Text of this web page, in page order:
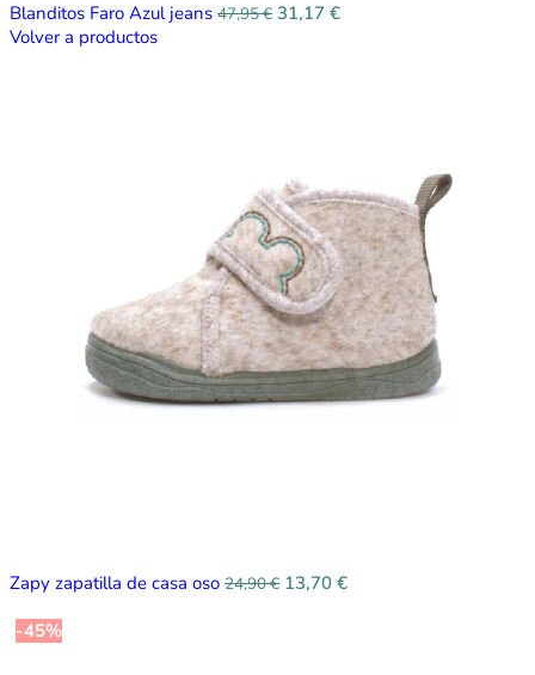
Blanditos Faro Azul jeans 47,95€ 31,17 €
Volver a productos
Zapy zapatilla de casa oso 24,90€ 13,70 €
-45%